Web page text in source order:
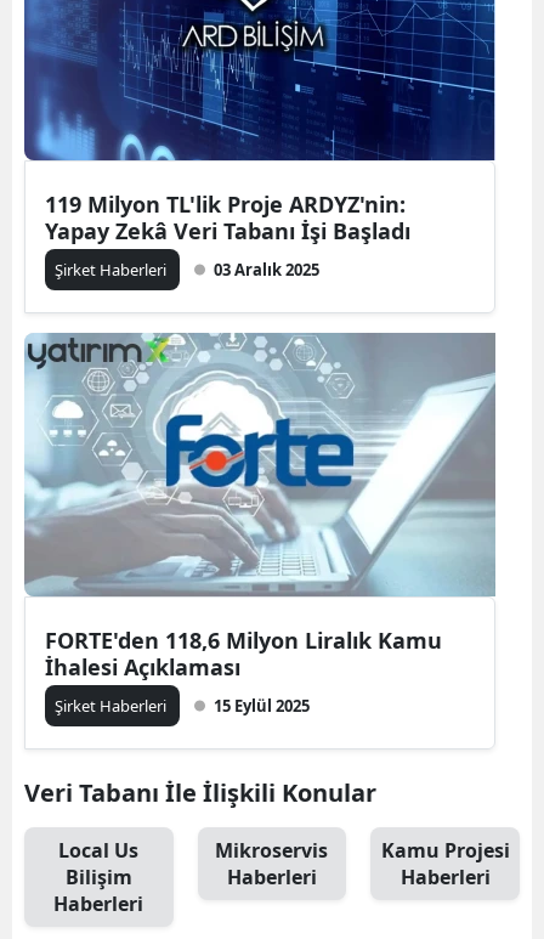
119 Milyon TL'lik Proje ARDYZ'nin:
Yapay Zekâ Veri Tabanı İşi Başladı
Şirket Haberleri 03 Aralık 2025
FORTE'den 118,6 Milyon Liralık Kamu
İhalesi Açıklaması
Şirket Haberleri 15 Eylül 2025
Veri Tabanı İle İlişkili Konular
Local Us
Bilişim
Haberleri
Mikroservis
Haberleri
Kamu Projesi
Haberleri